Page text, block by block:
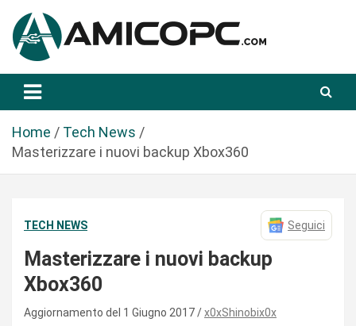
a
Amicopc.com
Home
Tech News
Masterizzare i nuovi backup Xbox360
TECH NEWS Seguici
Masterizzare i nuovi backup
Xbox360
Aggiornamento del 1 Giugno 2017 x0xShinobix0x